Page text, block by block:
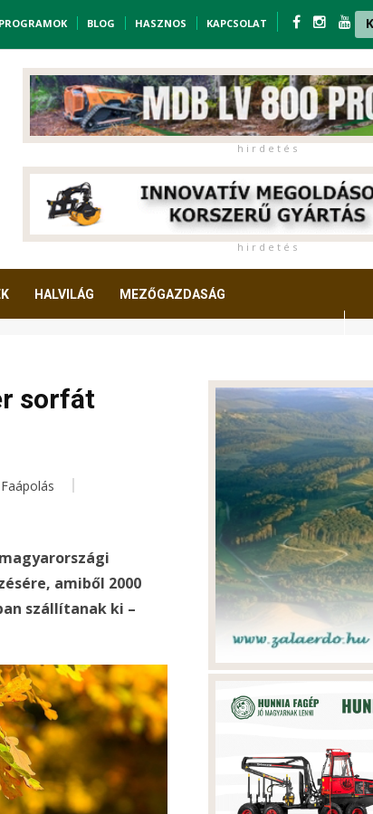
PROGRAMOK BLOG HASZNOS KAPCSOLAT
h i r d e t é s
h i r d e t é s
HALVILÁG MEZŐGAZDASÁG
sorfát
Faápolás
amiből 2000
szállítanak ki –